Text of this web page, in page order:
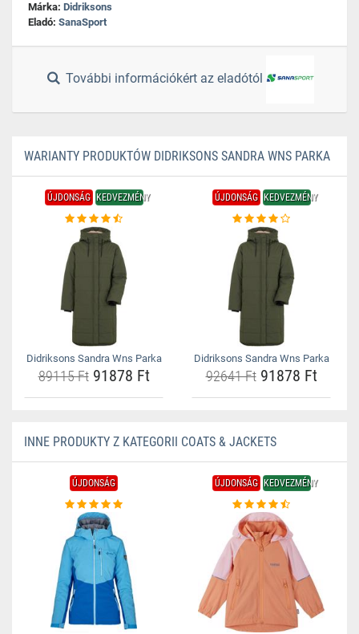
Márka: Didriksons
Eladó: SanaSport
További információkért az eladótól
WARIANTY PRODUKTÓW DIDRIKSONS SANDRA WNS PARKA
ÚJDONSÁG KEDVEZMÉNY
Didriksons Sandra Wns Parka
89115 Ft91878 Ft
ÚJDONSÁG KEDVEZMÉNY
Didriksons Sandra Wns Parka
92641 Ft91878 Ft
INNE PRODUKTY Z KATEGORII COATS & JACKETS
ÚJDONSÁG ÚJDONSÁG KEDVEZMÉNY